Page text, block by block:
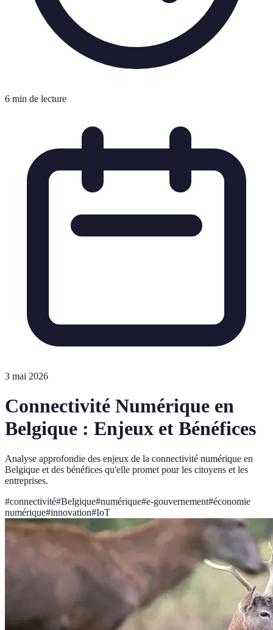
6 min de lecture
3 mai 2026
Connectivité Numérique en
Belgique : Enjeux et Bénéfices
Analyse approfondie des enjeux de la connectivité numérique en
Belgique et des bénéfices qu'elle promet pour les citoyens et les
entreprises.
#connectivité#Belgique#numérique#e-gouvernement#économie
numérique#innovation#IoT